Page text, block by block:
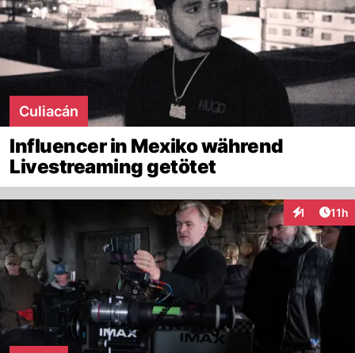
Culiacán
Influencer in Mexiko während
Livestreaming getötet
1 11h